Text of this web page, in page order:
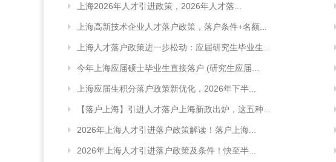
上海2026年人才引进政策，2026年人才落...
上海高新技术企业人才落户政策，落户条件+名额...
上海人才落户政策进一步松动：应届研究生毕业生...
今年上海应届硕士毕业生直接落户 (研究生应届...
上海应届生积分落户政策新优化，2026年下半...
【落户上海】引进人才落户上海新政出炉，这五种...
2026年上海人才引进落户政策解读！落户上海...
2026年上海人才引进落户政策及条件！快至半...